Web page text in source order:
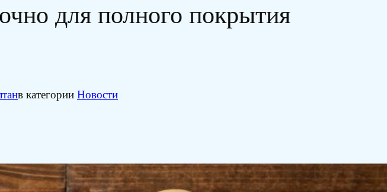
для полного покрытия
в категории Новости